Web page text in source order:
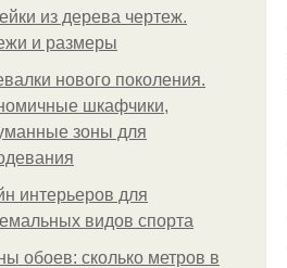
из дерева чертеж.
и размеры
нового поколения.
шкафчики,
зоны для
интерьеров для
видов спорта
обоев: сколько метров в